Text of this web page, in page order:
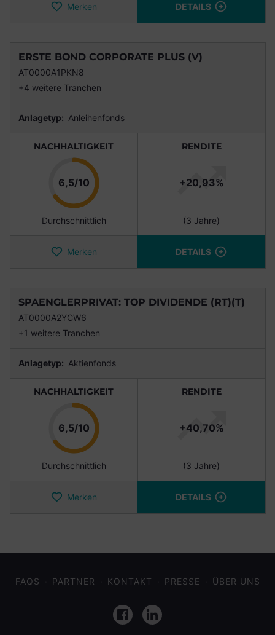
Merken DETAILS
ERSTE BOND CORPORATE PLUS (V)
AT0000A1PKN8
+4 weitere Tranchen
Anlagetyp: Anleihenfonds
NACHHALTIGKEIT
6,5/10Punkte
Durchschnittlich
RENDITE
+20,93%
(3 Jahre)
Merken DETAILS
SPAENGLERPRIVAT: TOP DIVIDENDE (RT)(T)
AT0000A2YCW6
+1 weitere Tranchen
Anlagetyp: Aktienfonds
NACHHALTIGKEIT
6,5/10Punkte
Durchschnittlich
RENDITE
+40,70%
(3 Jahre)
Merken DETAILS
FAQS PARTNER KONTAKT PRESSE ÜBER UNS
FacebookLinkedIn